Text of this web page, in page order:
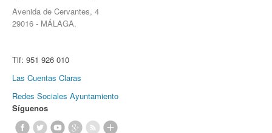
Avenida de Cervantes, 4
29016 - MÁLAGA.
Tlf: 951 926 010
Las Cuentas Claras
Redes Sociales Ayuntamiento
Síguenos